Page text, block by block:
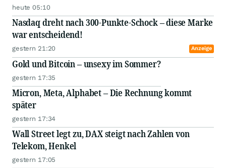
heute 05:10
Nasdaq dreht nach 300-Punkte-Schock – diese Marke
war entscheidend!
gestern 21:20 Anzeige
Gold und Bitcoin – unsexy im Sommer?
gestern 17:35
Micron, Meta, Alphabet – Die Rechnung kommt
später
gestern 17:34
Wall Street legt zu, DAX steigt nach Zahlen von
Telekom, Henkel
gestern 17:05